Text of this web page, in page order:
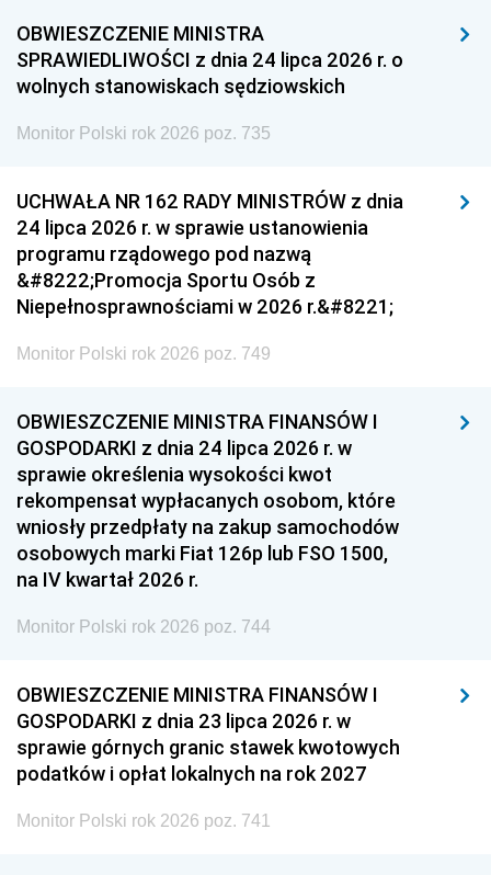
OBWIESZCZENIE MINISTRA
SPRAWIEDLIWOŚCI z dnia 24 lipca 2026 r. o
wolnych stanowiskach sędziowskich
Monitor Polski rok 2026 poz. 735
UCHWAŁA NR 162 RADY MINISTRÓW z dnia
24 lipca 2026 r. w sprawie ustanowienia
programu rządowego pod nazwą
&#8222;Promocja Sportu Osób z
Niepełnosprawnościami w 2026 r.&#8221;
Monitor Polski rok 2026 poz. 749
OBWIESZCZENIE MINISTRA FINANSÓW I
GOSPODARKI z dnia 24 lipca 2026 r. w
sprawie określenia wysokości kwot
rekompensat wypłacanych osobom, które
wniosły przedpłaty na zakup samochodów
osobowych marki Fiat 126p lub FSO 1500,
na IV kwartał 2026 r.
Monitor Polski rok 2026 poz. 744
OBWIESZCZENIE MINISTRA FINANSÓW I
GOSPODARKI z dnia 23 lipca 2026 r. w
sprawie górnych granic stawek kwotowych
podatków i opłat lokalnych na rok 2027
Monitor Polski rok 2026 poz. 741